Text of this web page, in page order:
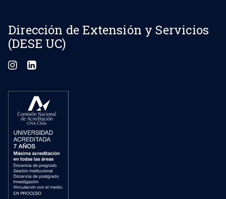
Dirección de Extensión y Servicios
(DESE UC)